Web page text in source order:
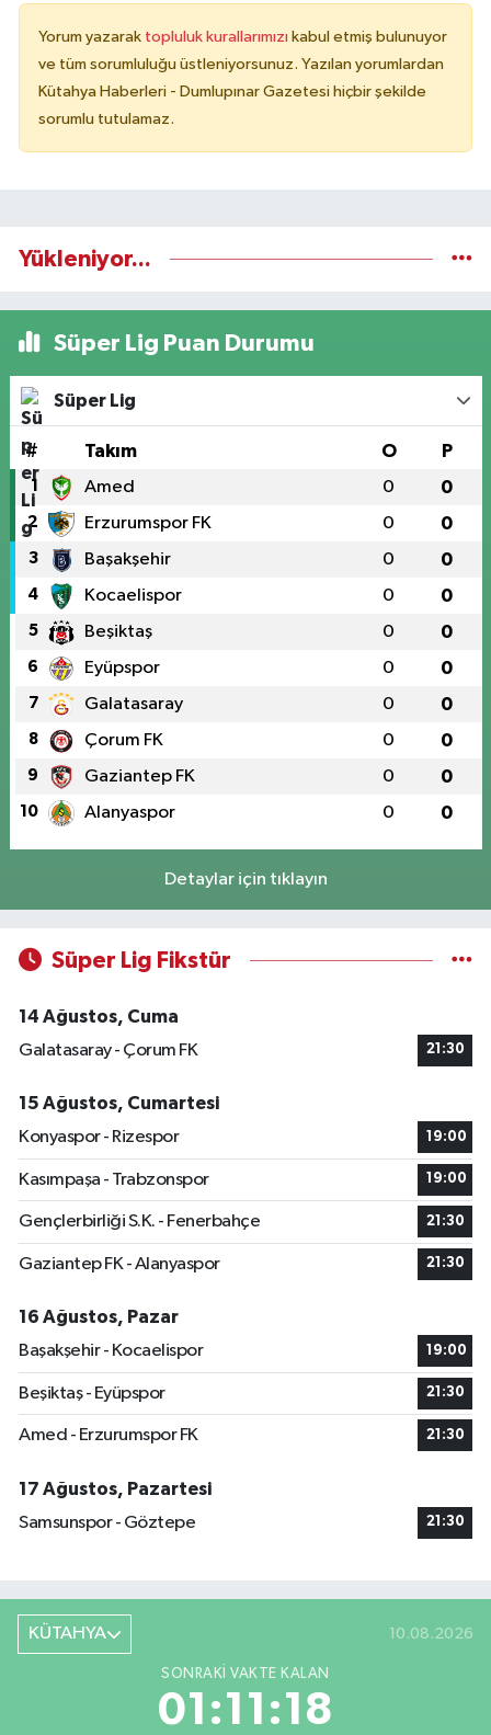
Yorum yazarak topluluk kurallarımızı kabul etmiş bulunuyor
ve tüm sorumluluğu üstleniyorsunuz. Yazılan yorumlardan
Kütahya Haberleri - Dumlupınar Gazetesi hiçbir şekilde
sorumlu tutulamaz.
Yükleniyor...
Süper Lig Puan Durumu
Süper Lig
# Takım O P
1 Amed 0 0
2 Erzurumspor FK 0 0
3 Başakşehir 0 0
4 Kocaelispor 0 0
5 Beşiktaş 0 0
6 Eyüpspor 0 0
7 Galatasaray 0 0
8 Çorum FK 0 0
9 Gaziantep FK 0 0
10 Alanyaspor 0 0
Detaylar için tıklayın
Süper Lig Fikstür
14 Ağustos, Cuma
Galatasaray - Çorum FK
21:30
15 Ağustos, Cumartesi
Konyaspor - Rizespor
19:00
Kasımpaşa - Trabzonspor 19:00
Gençlerbirliği S.K. - Fenerbahçe 21:30
Gaziantep FK - Alanyaspor 21:30
16 Ağustos, Pazar
Başakşehir - Kocaelispor
19:00
Beşiktaş - Eyüpspor 21:30
Amed - Erzurumspor FK 21:30
17 Ağustos, Pazartesi
Samsunspor - Göztepe
21:30
KÜTAHYA 10.08.2026
SONRAKI VAKTE KALAN
01:11:17